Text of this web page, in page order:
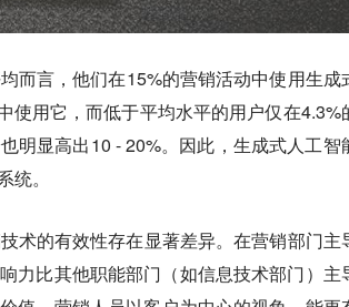
而言，他们在15%的营销活动中使用生成
使用它，而低于平均水平的用户仅在4.3%
明显高出10 - 20%。因此，生成式人工智
。
术的有效性存在显著差异。在营销部门主
力比其他职能部门（如信息技术部门）主